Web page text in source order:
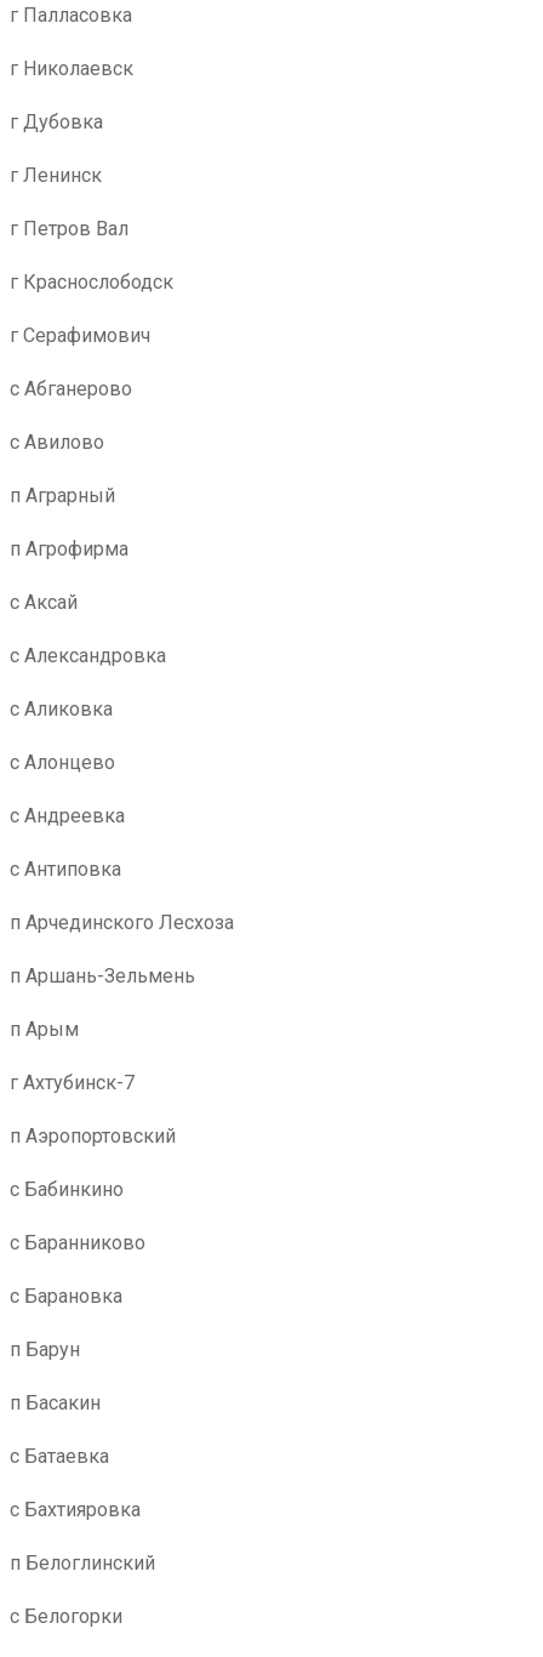
г Палласовка
г Николаевск
г Дубовка
г Ленинск
г Петров Вал
г Краснослободск
г Серафимович
с Абганерово
с Авилово
п Аграрный
п Агрофирма
с Аксай
с Александровка
с Аликовка
с Алонцево
с Андреевка
с Антиповка
п Арчединского Лесхоза
п Аршань-Зельмень
п Арым
г Ахтубинск-7
п Аэропортовский
с Бабинкино
с Баранниково
с Барановка
п Барун
п Басакин
с Батаевка
с Бахтияровка
п Белоглинский
с Белогорки